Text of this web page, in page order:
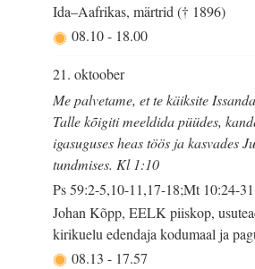
Ida–Aafrikas, märtrid († 1896)
08.10- 18.00
21. oktoober
Me palvetame, et te käiksite
Talle kõigiti meeldida püüdes,
igasuguses heas töös ja kasvades
tundmises. Kl 1:10
Ps 59:2-5,10-11,17-18;Mt 10:24-
Johan Kõpp, EELK piiskop,
kirikuelu edendaja kodumaal ja
08.13- 17.57